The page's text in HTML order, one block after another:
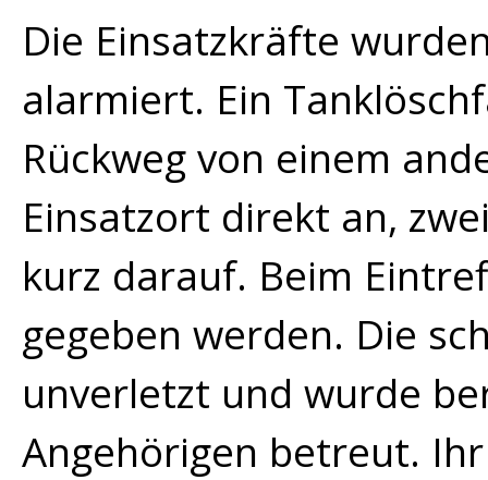
Die Einsatzkräfte
alarmiert. Ein
Rückweg von einem
Einsatzort direkt an,
kurz darauf. Beim
gegeben werden. Die
unverletzt und wurde
Angehörigen betreut.